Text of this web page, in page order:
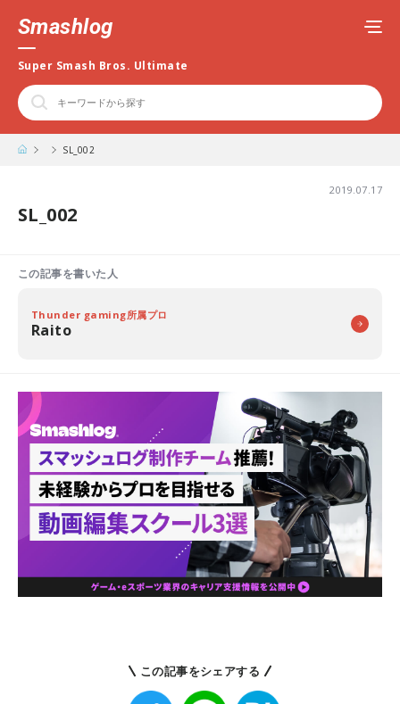
Smashlog
Super Smash Bros. Ultimate
SL_002
2019.07.17
SL_002
この記事を書いた人
Thunder gaming所属プロ
Raito
この記事をシェアする